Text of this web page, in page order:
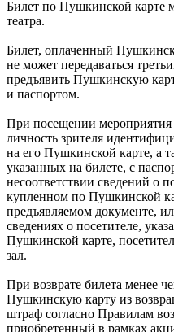
Билет по Пушкинской карте
театра.
Билет, оплаченный
не может передаваться
предъявить Пушкинскую
и паспортом.
При посещении мероприятия
личность зрителя
на его Пушкинской карте, а
указанных на билете, с
несоответствии сведений о
купленном по Пушкинской
предъявляемом документе,
сведениях о посетителе,
Пушкинской карте,
зал.
При возврате билета менее
Пушкинскую карту из
штраф согласно Правилам
приобретенный в рамках